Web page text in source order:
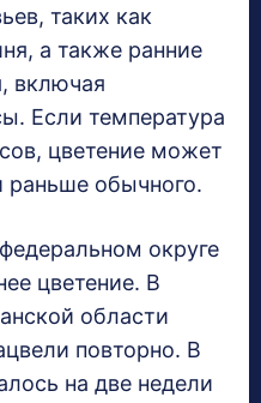
таких как
а также ранние
включая
Если температура
цветение может
раньше обычного.
округе
цветение. В
области
повторно. В
на две недели